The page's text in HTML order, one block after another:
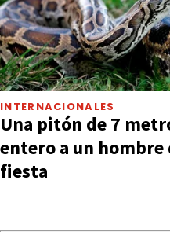
INTERNACIONALES
Una pitón de 7
entero a un hombre
fiesta